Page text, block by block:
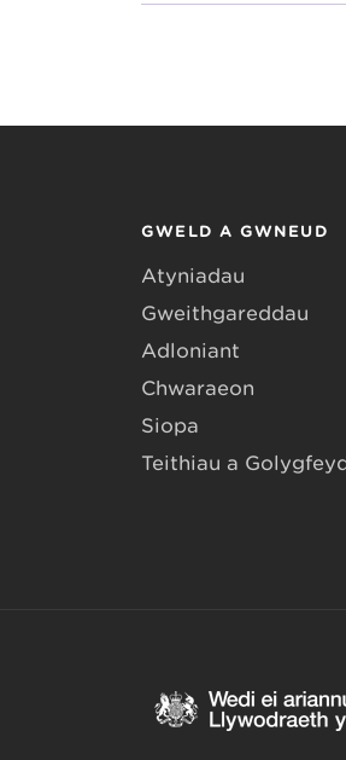
GWELD A GWNEUD
Atyniadau
Gweithgareddau
Adloniant
Chwaraeon
Siopa
Teithiau a